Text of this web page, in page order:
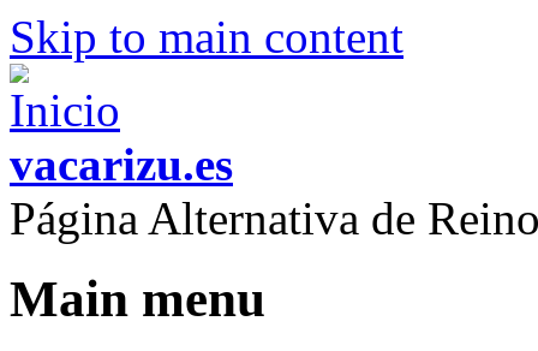
Skip to main content
vacarizu.es
Página Alternativa de
Main menu